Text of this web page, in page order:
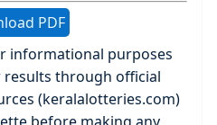
PDF
informational purposes
results through official
(keralalotteries.com)